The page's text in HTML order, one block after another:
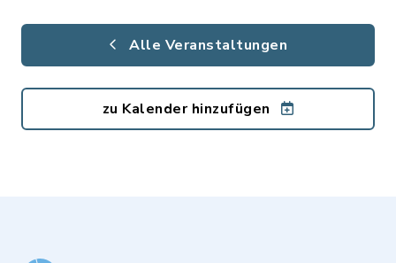
Alle Veranstaltungen
zu Kalender hinzufügen